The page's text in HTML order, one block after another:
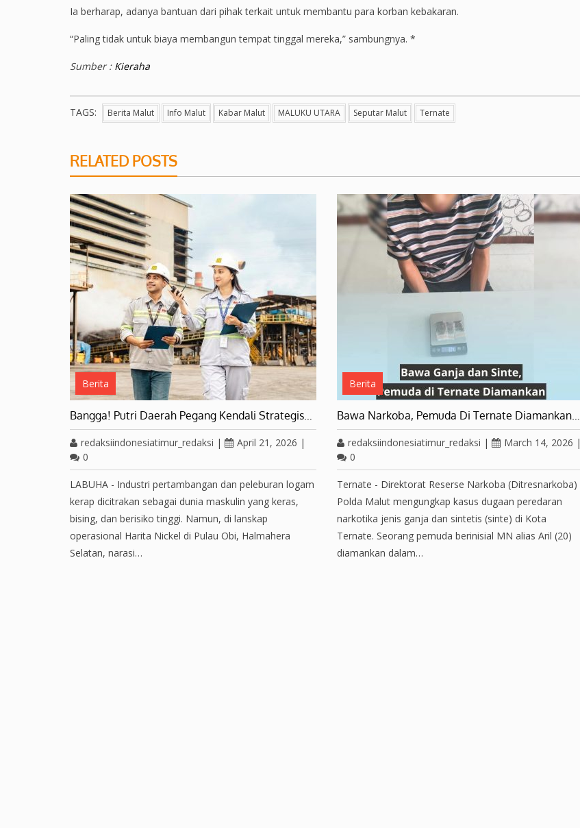
Ia berharap, adanya bantuan dari pihak terkait untuk membantu para korban kebakaran.
“Paling tidak untuk biaya membangun tempat tinggal mereka,” sambungnya. *
Sumber : Kieraha
TAGS: Berita Malut Info Malut Kabar Malut MALUKU UTARA Seputar Malut Ternate
RELATED POSTS
Berita
Bangga! Putri Daerah Pegang Kendali Strategis…
redaksiindonesiatimur_redaksi | April 21, 2026 |
0
LABUHA - Industri pertambangan dan peleburan logam
kerap dicitrakan sebagai dunia maskulin yang keras,
bising, dan berisiko tinggi. Namun, di lanskap
operasional Harita Nickel di Pulau Obi, Halmahera
Selatan, narasi…
Berita
Bawa Narkoba, Pemuda Di Ternate Diamankan…
redaksiindonesiatimur_redaksi | March 14, 2026 |
0
Ternate - Direktorat Reserse Narkoba (Ditresnarkoba)
Polda Malut mengungkap kasus dugaan peredaran
narkotika jenis ganja dan sintetis (sinte) di Kota
Ternate. Seorang pemuda berinisial MN alias Aril (20)
diamankan dalam…